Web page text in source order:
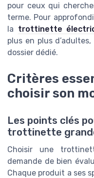
pour ceux qui
terme. Pour
la trottinette
plus en plus
dossier dédié.
Critères
choisir son
Les points clés
trottinette
Choisir une
demande de bien
Chaque produit a ses